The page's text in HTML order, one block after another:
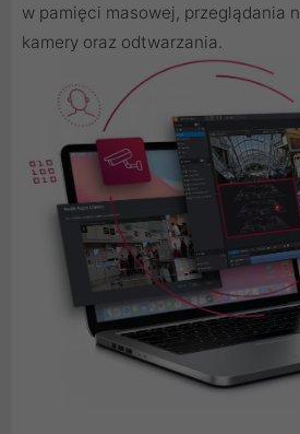
w pamięci masowej, przeglądania
kamery oraz odtwarzania.